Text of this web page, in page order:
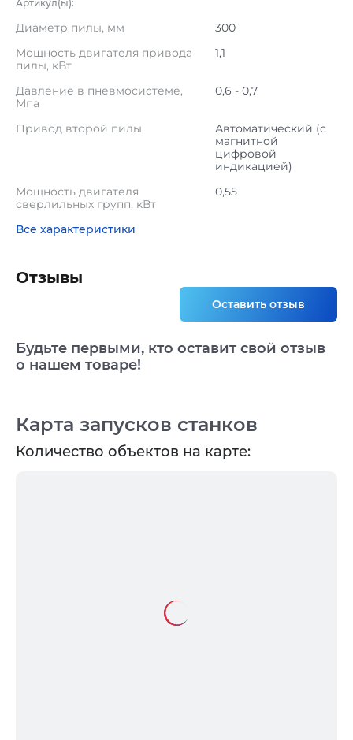
Артикул(ы):
Диаметр пилы, мм
300
Мощность двигателя привода
пилы, кВт
1,1
Давление в пневмосистеме,
Мпа
0,6 - 0,7
Привод второй пилы
Автоматический (с
магнитной
цифровой
индикацией)
Мощность двигателя
сверлильных групп, кВт
0,55
Все характеристики
Карта запусков станков
Количество объектов на карте:
Отзывы
Оставить отзыв
Будьте первыми, кто оставит свой отзыв
о нашем товаре!